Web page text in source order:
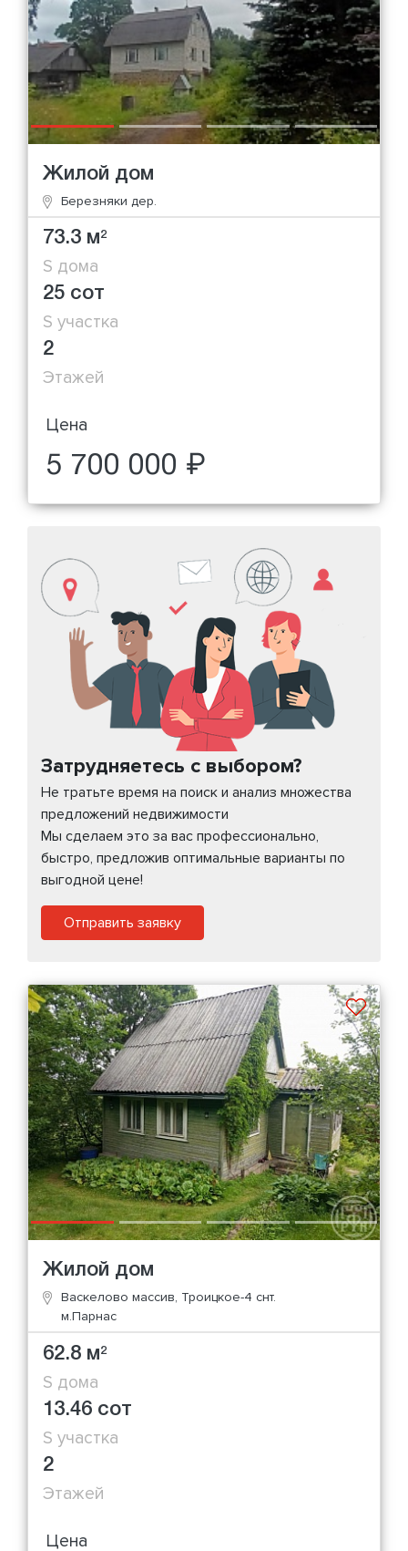
Жилой дом
Березняки дер.
73.3 м2
S дома
25 сот
S участка
2
Этажей
Цена
5 700 000 ₽
Затрудняетесь с выбором?
Не тратьте время на поиск и анализ множества
предложений недвижимости
Мы сделаем это за вас профессионально,
быстро, предложив оптимальные варианты по
выгодной цене!
Отправить заявку
Жилой дом
Васкелово массив, Троицкое-4 снт.
м.Парнас
62.8 м2
S дома
13.46 сот
S участка
2
Этажей
Цена